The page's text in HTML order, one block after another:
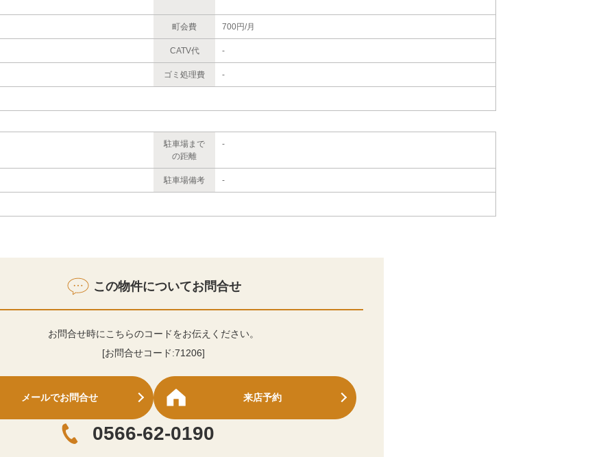
町会費 700円/月
CATV代 -
ゴミ処理費 -
駐車場まで
の距離
-
駐車場備考 -
この物件についてお問合せ
お問合せ時にこちらのコードをお伝えください。
[お問合せコード:71206]
メールでお問合せ 来店予約
0566-62-0190